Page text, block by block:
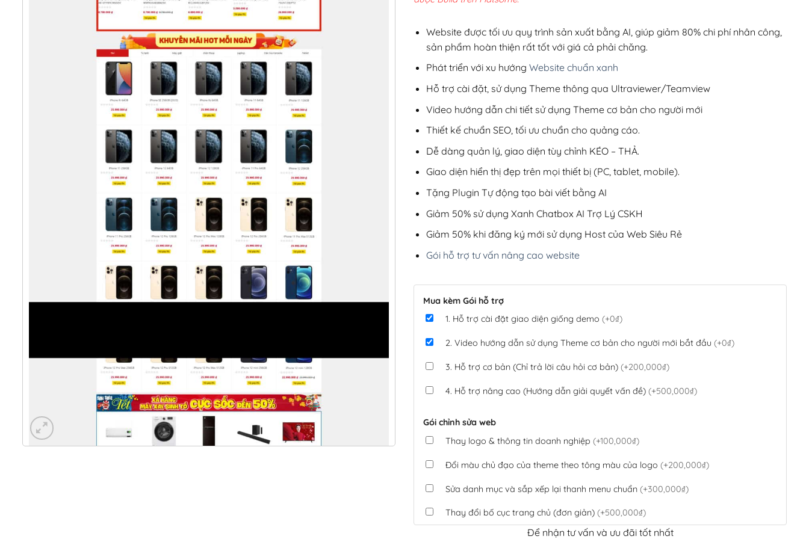
1,199,000₫.
Website được tối ưu quy trình sản xuất bằng AI, giúp giảm 80% chi phí nhân công,
sản phẩm hoàn thiện rất tốt với giá cả phải chăng.
Phát triển với xu hướng Website chuẩn xanh
Hỗ trợ cài đặt, sử dụng Theme thông qua Ultraviewer/Teamview
Video hướng dẫn chi tiết sử dụng Theme cơ bản cho người mới
Thiết kế chuẩn SEO, tối ưu chuẩn cho quảng cáo.
Dễ dàng quản lý, giao diện tùy chỉnh KÉO – THẢ.
Giao diện hiển thị đẹp trên mọi thiết bị (PC, tablet, mobile).
Tặng Plugin Tự động tạo bài viết bằng AI
Giảm 50% sử dụng Xanh Chatbox AI Trợ Lý CSKH
Giảm 50% khi đăng ký mới sử dụng Host của Web Siêu Rẻ
Gói hỗ trợ tư vấn nâng cao website
Mua kèm Gói hỗ trợ
1. Hỗ trợ cài đặt giao diện giống demo (+0₫)
2. Video hướng dẫn sử dụng Theme cơ bản cho người mới bắt đầu (+0₫)
3. Hỗ trợ cơ bản (Chỉ trả lời câu hỏi cơ bản) (+200,000₫)
4. Hỗ trợ nâng cao (Hướng dẫn giải quyết vấn đề) (+500,000₫)
Gói chỉnh sửa web
Thay logo & thông tin doanh nghiệp (+100,000₫)
Đổi màu chủ đạo của theme theo tông màu của logo (+200,000₫)
Sửa danh mục và sắp xếp lại thanh menu chuẩn (+300,000₫)
Thay đổi bố cục trang chủ (đơn giản) (+500,000₫)
Tích hợp thanh toán QR Code ngân hàng(+100,000₫)
Để nhận tư vấn và ưu đãi tốt nhất